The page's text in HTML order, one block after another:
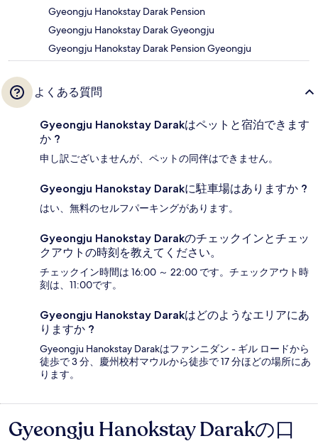
Gyeongju Hanokstay Darak Pension
Gyeongju Hanokstay Darak Gyeongju
Gyeongju Hanokstay Darak Pension Gyeongju
よくある質問
Gyeongju Hanokstay Darakはペットと宿泊できます
か ?
申し訳ございませんが、ペットの同伴はできません。
Gyeongju Hanokstay Darakに駐車場はありますか ?
はい、無料のセルフパーキングがあります。
Gyeongju Hanokstay Darakのチェックインとチェッ
クアウトの時刻を教えてください。
チェックイン時間は 16:00 ～ 22:00 です。チェックアウト時
刻は、11:00です。
Gyeongju Hanokstay Darakはどのようなエリアにあ
りますか ?
Gyeongju Hanokstay Darakはファンニダン - ギル ロードから
徒歩で 3 分、慶州校村マウルから徒歩で 17 分ほどの場所にあ
ります。
口
Gyeongju Hanokstay Darakの口